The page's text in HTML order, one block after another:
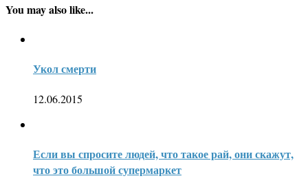
You may also like...
Укол смерти
12.06.2015
Если вы спросите людей, что такое рай, они скажут,
что это большой супермаркет